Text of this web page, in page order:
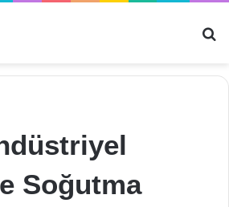
Soğutma